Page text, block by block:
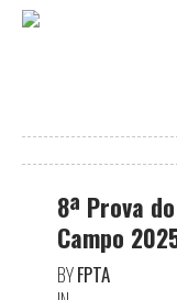
8ª Prova
Campo
BYFPTA